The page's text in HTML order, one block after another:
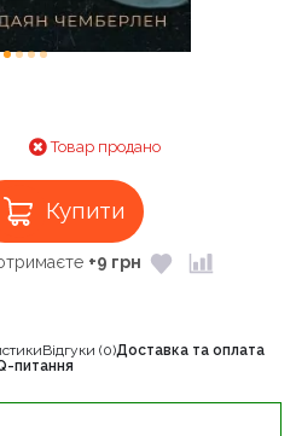
Товар продано
Купити
+9 грн
Відгуки (0)Доставка та оплата
питання